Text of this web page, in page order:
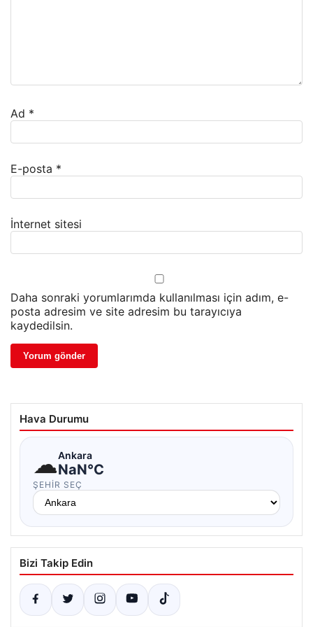
Ad *
E-posta *
İnternet sitesi
Daha sonraki yorumlarımda kullanılması için adım, e-
posta adresim ve site adresim bu tarayıcıya
kaydedilsin.
Hava Durumu
☁Ankara
NaN°C
ŞEHIR SEÇ
Bizi Takip Edin